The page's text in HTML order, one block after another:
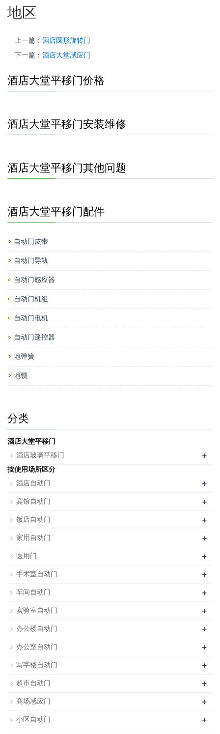
地区
上一篇： 酒店圆形旋转门
下一篇： 酒店大堂感应门
酒店大堂平移门价格
酒店大堂平移门安装维修
酒店大堂平移门其他问题
酒店大堂平移门配件
自动门皮带
自动门导轨
自动门感应器
自动门机组
自动门电机
自动门遥控器
地弹簧
地锁
分类
酒店大堂平移门
酒店玻璃平移门
+
按使用场所区分
酒店自动门
+
宾馆自动门 +
饭店自动门 +
家用自动门 +
医用门 +
手术室自动门 +
车间自动门 +
实验室自动门 +
办公楼自动门 +
办公室自动门 +
写字楼自动门 +
超市自动门 +
商场感应门 +
小区自动门
+